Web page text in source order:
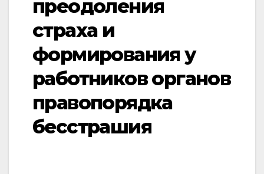
преодоления
страха и
формирования у
работников органов
правопорядка
бесстрашия